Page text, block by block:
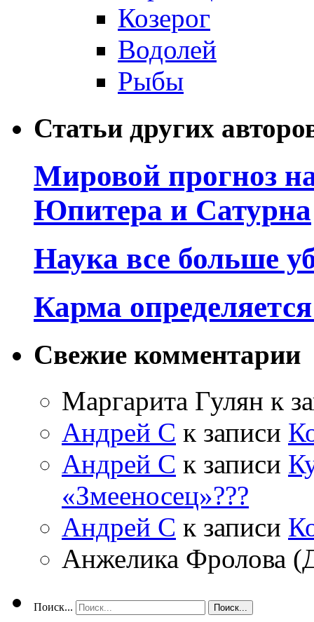
Козерог
Водолей
Рыбы
Статьи других
Мировой прогноз
Юпитера и Сатурна
Наука все больше
Карма
Свежие комментарии
Маргарита Гулян к
Андрей С к записи
Андрей С к записи
«Змееносец»???
Андрей С к записи
Анжелика Фролова
Поиск...